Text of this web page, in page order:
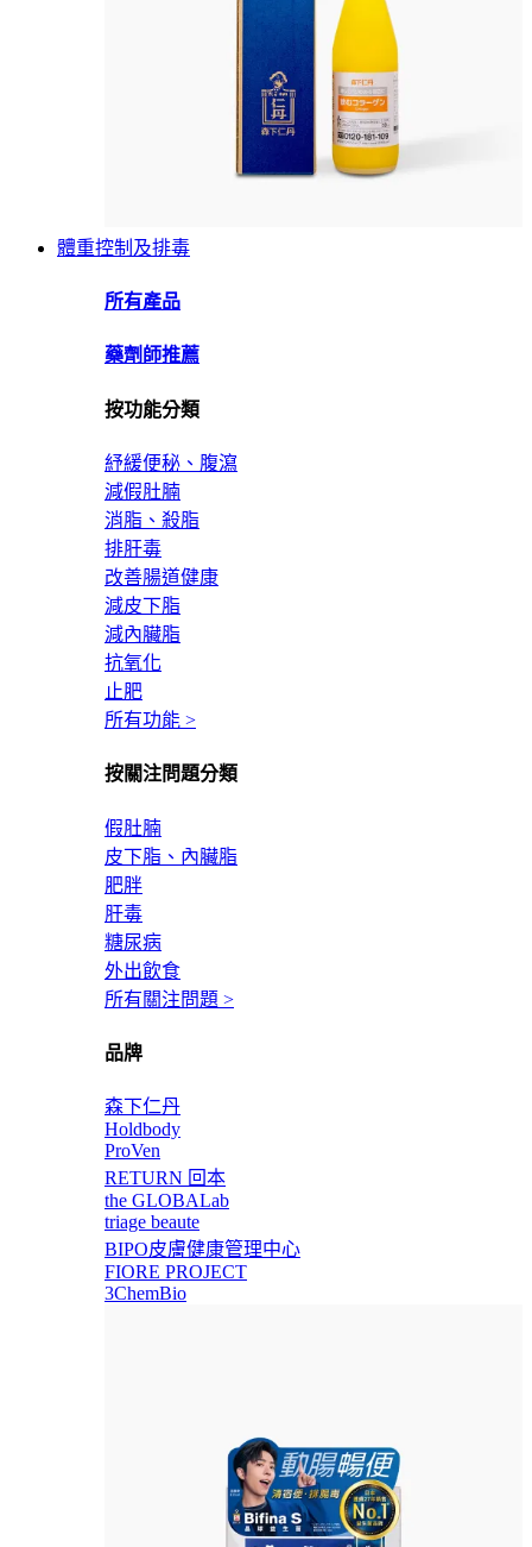
體重控制及排毒
所有產品
藥劑師推薦
按功能分類
紓緩便秘、腹瀉
減假肚腩
消脂、殺脂
排肝毒
改善腸道健康
減皮下脂
減內臟脂
抗氧化
止肥
所有功能 >
按關注問題分類
假肚腩
皮下脂、內臟脂
肥胖
肝毒
糖尿病
外出飲食
所有關注問題 >
品牌
森下仁丹
Holdbody
ProVen
RETURN 回本
the GLOBALab
triage beaute
BIPO皮膚健康管理中心
FIORE PROJECT
3ChemBio